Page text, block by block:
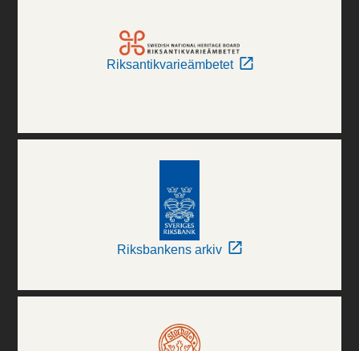
Riksantikvarieämbetet
Riksbankens arkiv